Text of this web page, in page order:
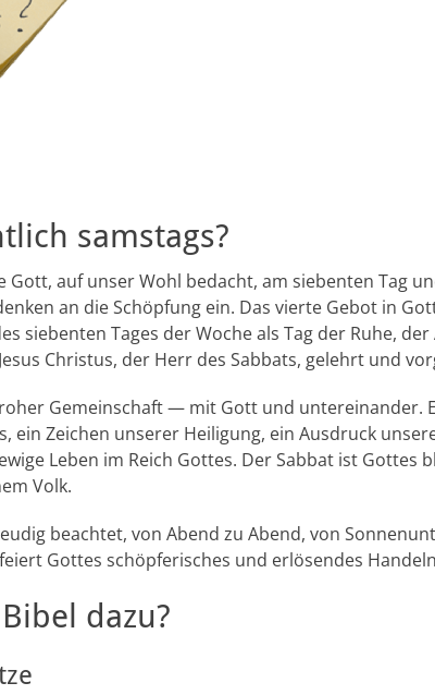
samstags?
Gott, auf unser Wohl bedacht, am siebenten Tag
an die Schöpfung ein. Das vierte Gebot in
siebenten Tages der Woche als Tag der Ruhe,
Christus, der Herr des Sabbats, gelehrt und
Gemeinschaft — mit Gott und untereinander.
ein Zeichen unserer Heiligung, ein Ausdruck
Leben im Reich Gottes. Der Sabbat ist Gottes
Volk.
beachtet, von Abend zu Abend, von
Gottes schöpferisches und erlösendes
dazu?